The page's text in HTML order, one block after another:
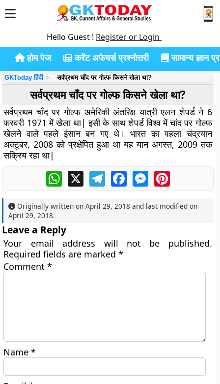
Hello Guest ! Register or Login
होम पेज करेंट अफेयर्स प्रश्नोत्तरी सामान्य ज्ञान
GKToday हिंदी सर्वप्रथम चाँद पर गोल्फ किसने खेला था?
सर्वप्रथम चाँद पर गोल्फ किसने खेला था?
सर्वप्रथम चाँद पर गोल्फ अमेरिकी अंतरिक्ष यात्री एलन शेपर्ड ने 6
फरवरी 1971 में खेला था| इसी के साथ शेपर्ड विश्व में चांद पर गोल्फ
खेलने वाले पहले इंसान बन गए थे। भारत का पहला चंद्रयान
अक्टूबर, 2008 को प्रक्षेपित हुआ था यह यान अगस्त, 2009 तक
सक्रिय रहा था|
WhatsApp
X TelegramFacebookMessengerPinterest
Originally written onApril 29, 2018 and last modified on
April 29, 2018.
Leave a Reply
Your email address will not be published.
Required fields are marked*
Comment*
Name*